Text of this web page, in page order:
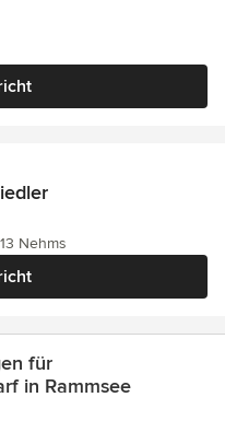
Nehms
für
in Rammsee